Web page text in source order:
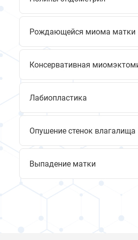
Рождающейся миома матки
Консервативная
Лабиопластика
Опушение стенок влагалища
Выпадение матки